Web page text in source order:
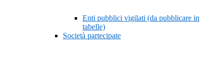
Enti pubblici vigilati (da pubblicare in
tabelle)
Società partecipate